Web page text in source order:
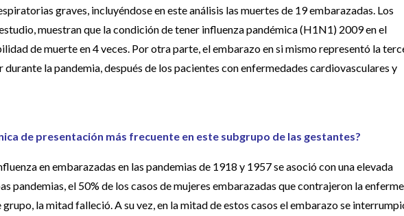
graves, incluyéndose en este análisis las muertes de 19 embarazadas. Los
muestran que la condición de tener influenza pandémica (H1N1) 2009 en el
de muerte en 4 veces. Por otra parte, el embarazo en si mismo representó la
la pandemia, después de los pacientes con enfermedades cardiovasculares y
de presentación más frecuente en este subgrupo de las gestantes?
en embarazadas en las pandemias de 1918 y 1957 se asoció con una elevada
pandemias, el 50% de los casos de mujeres embarazadas que contrajeron la
la mitad falleció. A su vez, en la mitad de estos casos el embarazo se